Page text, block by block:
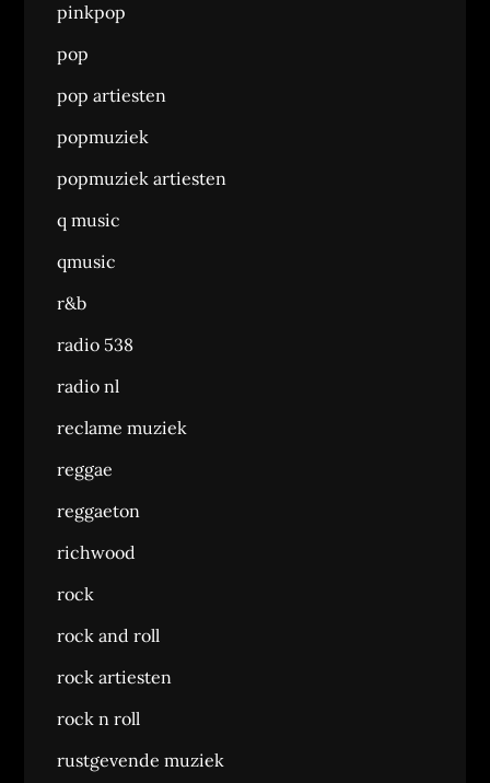
pinkpop
pop
pop artiesten
popmuziek
popmuziek artiesten
q music
qmusic
r&b
radio 538
radio nl
reclame muziek
reggae
reggaeton
richwood
rock
rock and roll
rock artiesten
rock n roll
rustgevende muziek